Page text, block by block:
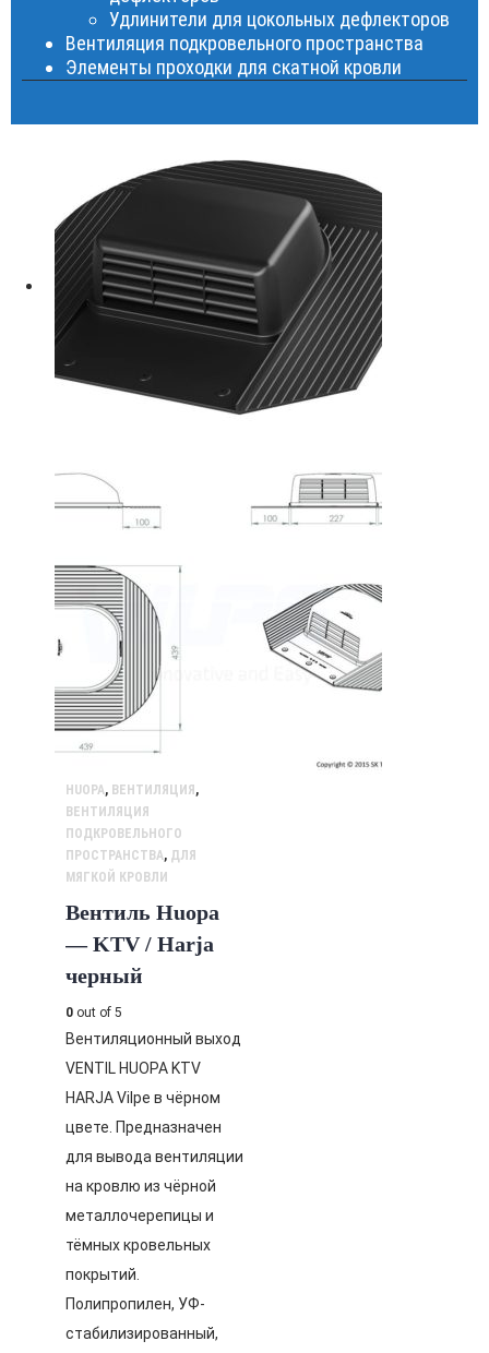
Удлинители для цокольных дефлекторов
Вентиляция подкровельного пространства
Элементы проходки для скатной кровли
HUOPA, ВЕНТИЛЯЦИЯ ,
ВЕНТИЛЯЦИЯ
ПОДКРОВЕЛЬНОГО
ПРОСТРАНСТВА, ДЛЯ
МЯГКОЙ КРОВЛИ
Вентиль Huopa
— KTV / Harja
черный
0 out of 5
Вентиляционный выход
VENTIL HUOPA KTV
HARJA Vilpe в чёрном
цвете. Предназначен
для вывода вентиляции
на кровлю из чёрной
металлочерепицы и
тёмных кровельных
покрытий.
Полипропилен, УФ-
стабилизированный,